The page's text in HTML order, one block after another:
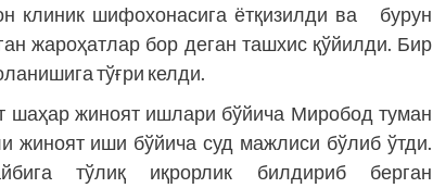
клиник шифохонасига ётқизилди ва бурун
жароҳатлар бор деган ташхис қўйилди. Бир
тўғри келди.
шаҳар жиноят ишлари бўйича Миробод туман
жиноят иши бўйича суд мажлиси бўлиб ўтди.
тўлиқ иқрорлик билдириб берган